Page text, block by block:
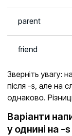
parent
friend
Зверніть увагу:
після -s, але на
однаково.
Варіанти
у однині на -s